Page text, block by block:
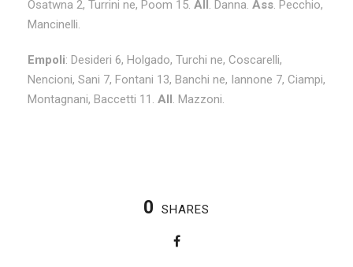
Osatwna 2, Turrini ne, Poom 15. All . Danna. Ass . Pecchio,
Mancinelli.
Empoli: Desideri 6, Holgado, Turchi ne, Coscarelli,
Nencioni, Sani 7, Fontani 13, Banchi ne, Iannone 7, Ciampi,
Montagnani, Baccetti 11. All . Mazzoni.
0 SHARES